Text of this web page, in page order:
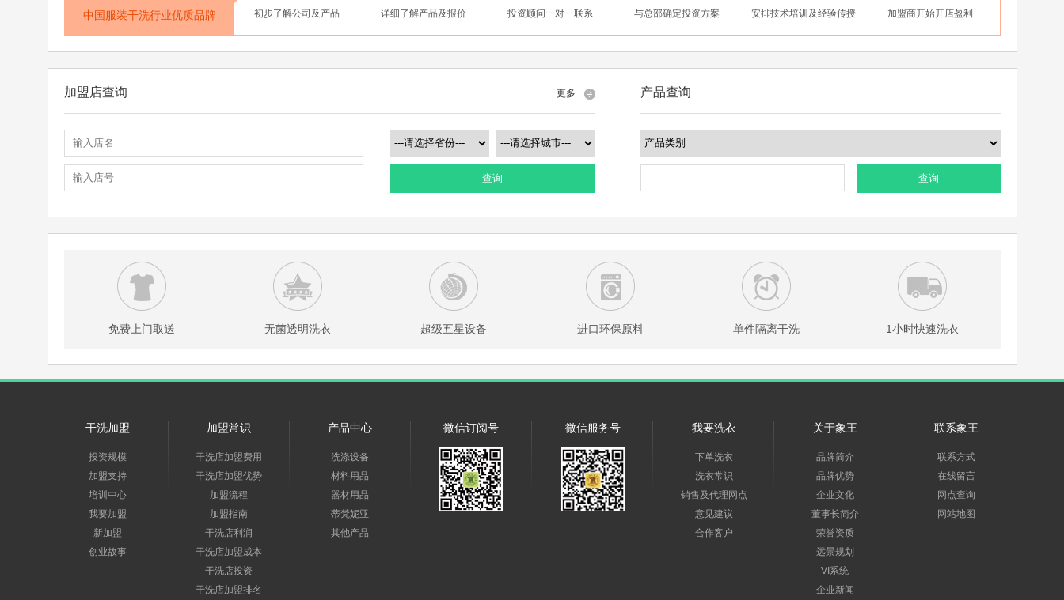
中国服装干洗行业优质品牌 初步了解公司及产品 详细了解产品及报价 投资顾问一对一联系 与总部确定投资方案 安排技术培训及经验传授 加盟商开始开店盈利
加盟店查询 更多
查询
产品查询
查询
免费上门取送 无菌透明洗衣 超级五星设备 进口环保原料 单件隔离干洗 1小时快速洗衣
干洗加盟
投资规模
加盟支持
培训中心
我要加盟
新加盟
创业故事
加盟常识
干洗店加盟费用
干洗店加盟优势
加盟流程
加盟指南
干洗店利润
干洗店加盟成本
干洗店投资
干洗店加盟排名
产品中心
洗涤设备
材料用品
器材用品
蒂梵妮亚
其他产品
微信订阅号 微信服务号 我要洗衣
下单洗衣
洗衣常识
销售及代理网点
意见建议
合作客户
关于象王
品牌简介
品牌优势
企业文化
董事长简介
荣誉资质
远景规划
VI系统
企业新闻
联系象王
联系方式
在线留言
网点查询
网站地图